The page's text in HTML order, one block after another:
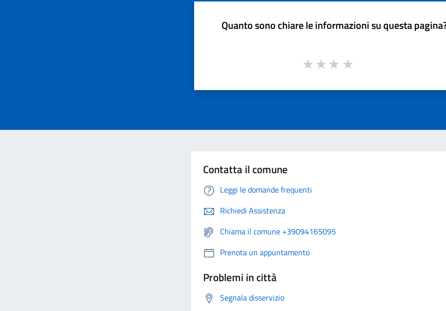
Quanto sono chiare le informazioni su questa
Contatta il comune
Leggi le domande frequenti
Richiedi Assistenza
Chiama il comune +39094165095
Prenota un appuntamento
Problemi in città
Segnala disservizio